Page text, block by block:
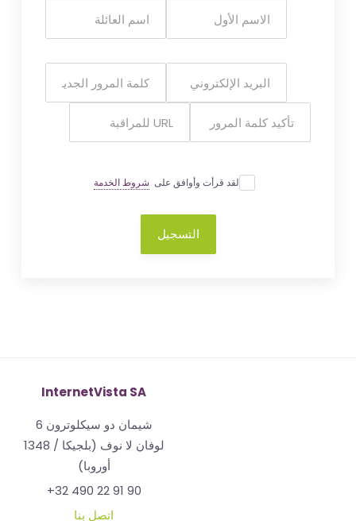
لقد قرأت وأوافق علىشروط الخدمة
التسجيل
InternetVista SA
شيمان دو سيكلوترون 6
1348 لوفان لا نوف (بلجيكا /
أوروبا)
+32 490 22 91 90
اتصل بنا